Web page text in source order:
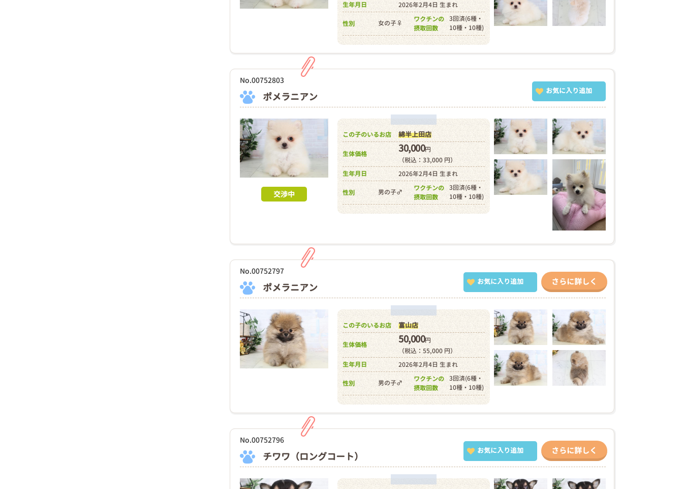
生年月日
2026年2月4日 生まれ
性別 女の子♀
ワクチンの
摂取回数
3回済(6種・
10種・10種)
No.00752803
ポメラニアン お気に入り追加
交渉中
この子のいるお店 綿半上田店
生体価格 30,000円
（税込：33,000 円）
生年月日
2026年2月4日 生まれ
性別 男の子♂
ワクチンの
摂取回数
3回済(6種・
10種・10種)
No.00752797
ポメラニアン お気に入り追加
この子のいるお店 富山店
生体価格 50,000円
（税込：55,000 円）
生年月日
2026年2月4日 生まれ
性別 男の子♂
ワクチンの
摂取回数
3回済(6種・
10種・10種)
さらに詳しく
No.00752796
チワワ（ロングコート） お気に入り追加 さらに詳しく